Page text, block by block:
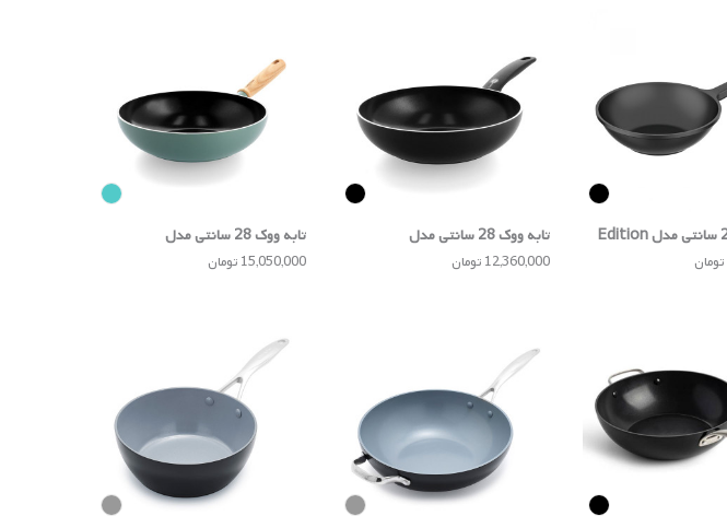
تابه ووک 28 سانتی مدل Edition
تابه ووک 28 سانتی مدل
Cambridge
12,360,000 تومان
تابه ووک 28 سانتی مدل
Mayflower
15,050,000 تومان